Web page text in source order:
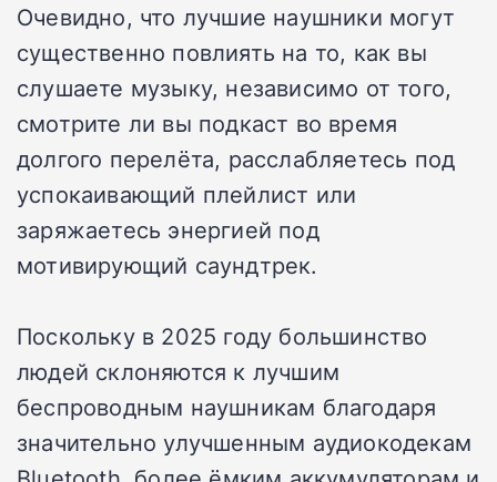
Очевидно, что лучшие наушники могут
существенно повлиять на то, как вы
слушаете музыку, независимо от того,
смотрите ли вы подкаст во время
долгого перелёта, расслабляетесь под
успокаивающий плейлист или
заряжаетесь энергией под
мотивирующий саундтрек.
Поскольку в 2025 году большинство
людей склоняются к лучшим
беспроводным наушникам благодаря
значительно улучшенным аудиокодекам